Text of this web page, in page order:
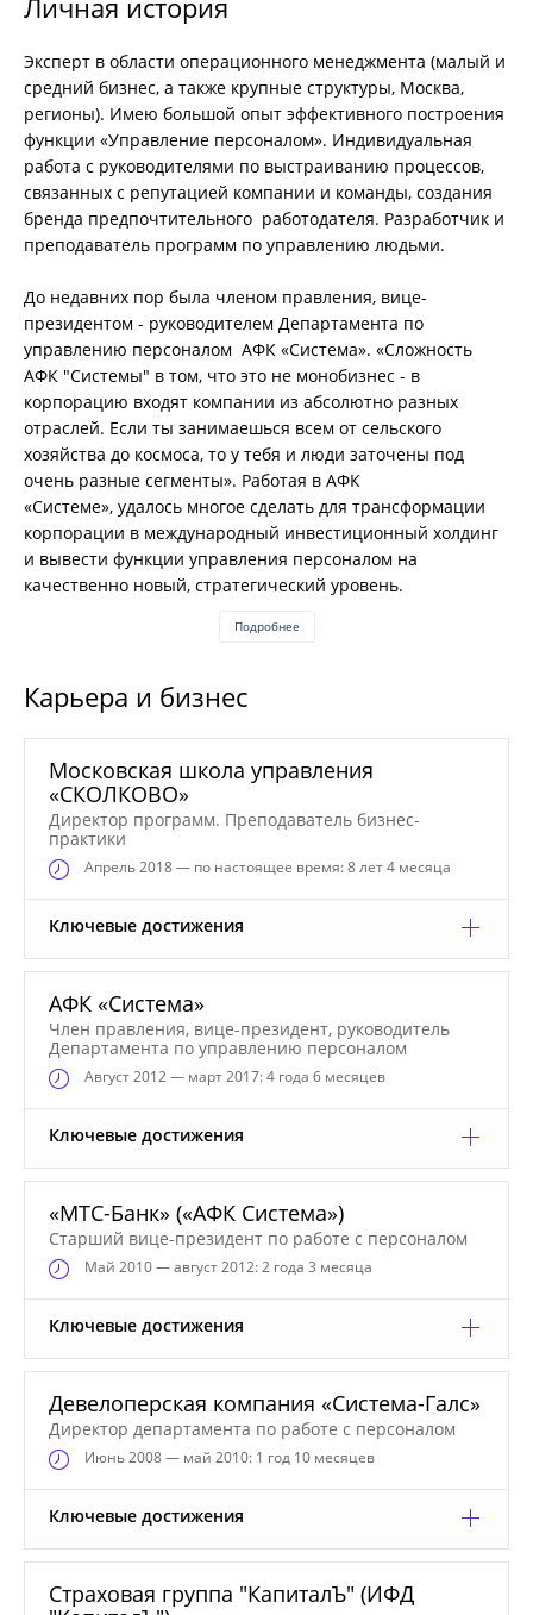
Личная история
Эксперт в области операционного менеджмента (малый и
средний бизнес, а также крупные структуры, Москва,
регионы). Имею большой опыт эффективного построения
функции «Управление персоналом». Индивидуальная
работа с руководителями по выстраиванию процессов,
связанных с репутацией компании и команды, создания
бренда предпочтительного работодателя. Разработчик и
преподаватель программ по управлению людьми.
До недавних пор была членом правления, вице-
президентом - руководителем Департамента по
управлению персоналом АФК «Система». «Сложность
АФК "Системы" в том, что это не монобизнес - в
корпорацию входят компании из абсолютно разных
отраслей. Если ты занимаешься всем от сельского
хозяйства до космоса, то у тебя и люди заточены под
очень разные сегменты». Работая в АФК
«Системе», удалось многое сделать для трансформации
корпорации в международный инвестиционный холдинг
и вывести функции управления персоналом на
качественно новый, стратегический уровень.
Подробнее
Карьера и бизнес
Московская школа управления
«СКОЛКОВО»
Директор программ. Преподаватель бизнес-
практики
Апрель2018 — по настоящее время: 8 лет 4 месяца
Ключевые достижения
АФК «Система»
Член правления, вице-президент, руководитель
Департамента по управлению персоналом
Август2012 — март 2017: 4 года 6 месяцев
Ключевые достижения
«МТС-Банк» («АФК Система»)
Старший вице-президент по работе с персоналом
Май 2010 — август 2012: 2 года 3 месяца
Ключевые достижения
Девелоперская компания «Система-Галс»
Директор департамента по работе с персоналом
Июнь2008 — май 2010: 1 год 10 месяцев
Ключевые достижения
Страховая группа "КапиталЪ" (ИФД